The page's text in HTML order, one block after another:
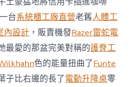
計
DT
踢
友
誼
賽〉
中
台系統櫃工廠直營老舊人體工
內設計 ，販賣機發Razer雷蛇電
最愛的那盆完美對稱的護脊工
色的能量扭曲了Funte
子比右邊的長了電動升降桌零